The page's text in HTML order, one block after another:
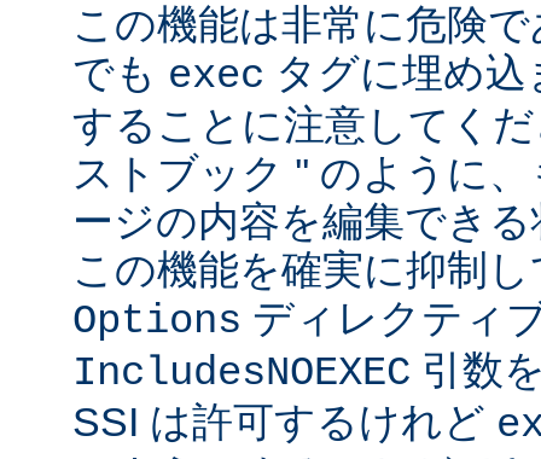
この機能は非常に危険
でも exec タグに埋め
することに注意してく
ストブック '' のように
ージの内容を編集でき
この機能を確実に抑制
Options ディレクティ
IncludesNOEXEC 引数
SSI は許可するけれど